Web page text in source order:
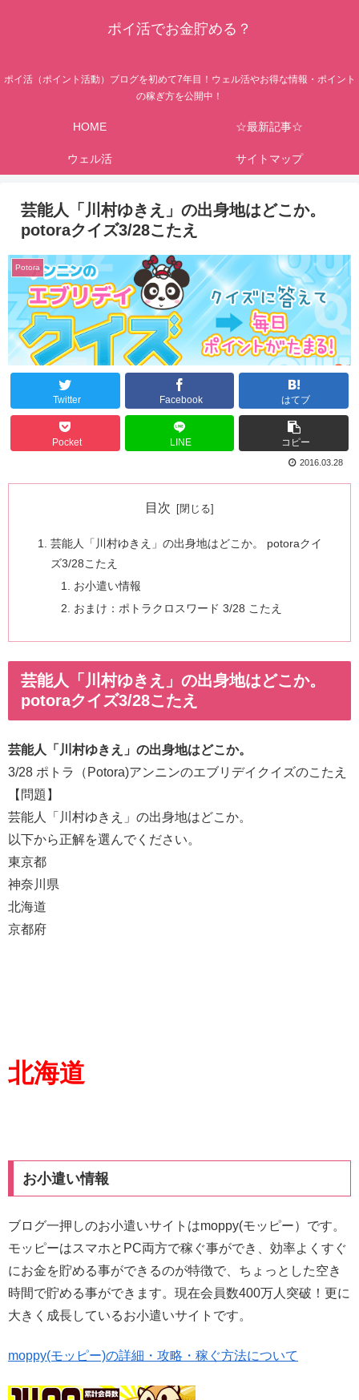
ポイ活でお金貯める？
ポイ活（ポイント活動）ブログを初めて7年目！ウェル活やお得な情報・ポイント
の稼ぎ方を公開中！
HOME ☆最新記事☆
ウェル活 サイトマップ
芸能人「川村ゆきえ」の出身地はどこか。
potoraクイズ3/28こたえ
Potora
Twitter Facebook はてブ
Pocket LINE コピー
2016.03.28
目次
芸能人「川村ゆきえ」の出身地はどこか。 potoraクイ
ズ3/28こたえ
お小遣い情報
おまけ：ポトラクロスワード 3/28 こたえ
芸能人「川村ゆきえ」の出身地はどこか。
potoraクイズ3/28こたえ
芸能人「川村ゆきえ」の出身地はどこか。
3/28 ポトラ（Potora)アンニンのエブリデイクイズのこたえ
【問題】
芸能人「川村ゆきえ」の出身地はどこか。
以下から正解を選んでください。
東京都
神奈川県
北海道
京都府
北海道
お小遣い情報
ブログ一押しのお小遣いサイトはmoppy(モッピー）です。
モッピーはスマホとPC両方で稼ぐ事ができ、効率よくすぐ
にお金を貯める事ができるのが特徴で、ちょっとした空き
時間で貯める事ができます。現在会員数400万人突破！更に
大きく成長しているお小遣いサイトです。
moppy(モッピー)の詳細・攻略・稼ぐ方法について